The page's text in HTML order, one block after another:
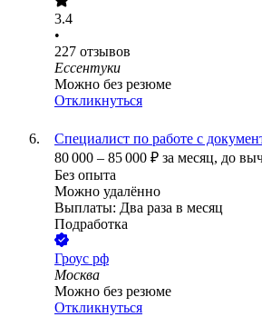
3.4
•
227 отзывов
Ессентуки
Можно без резюме
Откликнуться
Специалист по работе с
80 000 – 85 000 ₽ за месяц, до
Без опыта
Можно удалённо
Выплаты: Два раза в месяц
Подработка
Гроус рф
Москва
Можно без резюме
Откликнуться